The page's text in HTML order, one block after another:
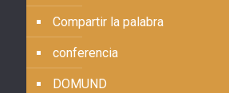
Compartir la palabra
conferencia
DOMUND